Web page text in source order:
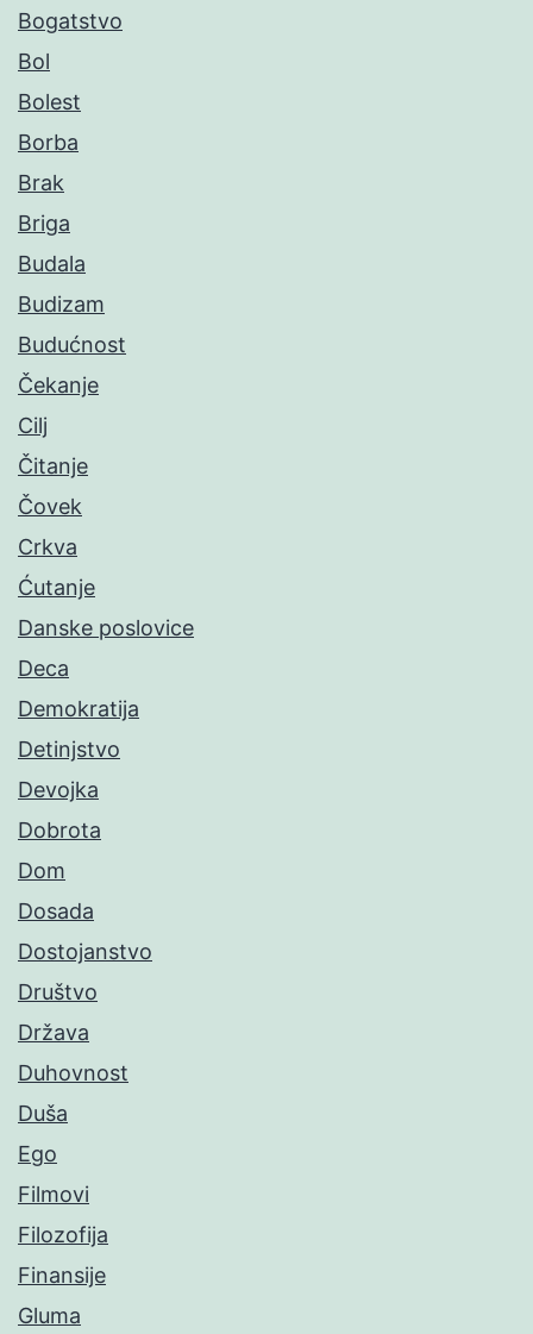
Bogatstvo
Bol
Bolest
Borba
Brak
Briga
Budala
Budizam
Budućnost
Čekanje
Cilj
Čitanje
Čovek
Crkva
Ćutanje
Danske poslovice
Deca
Demokratija
Detinjstvo
Devojka
Dobrota
Dom
Dosada
Dostojanstvo
Društvo
Država
Duhovnost
Duša
Ego
Filmovi
Filozofija
Finansije
Gluma